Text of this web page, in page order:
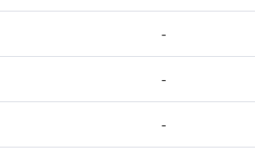
-
-
-